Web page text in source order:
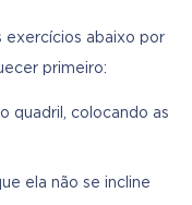
exercícios abaixo por
primeiro:
quadril, colocando as
ela não se incline